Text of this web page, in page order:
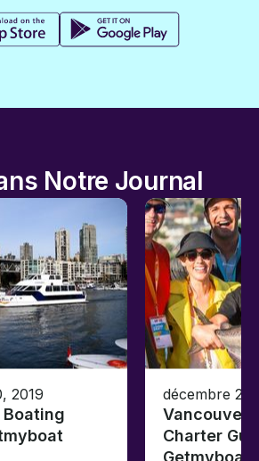
Notre Journal
2019 décembre 26,
Vancouver
Charter
Getmyboat